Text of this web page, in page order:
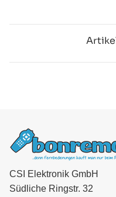
CSI Elektronik GmbH
Südliche Ringstr. 32